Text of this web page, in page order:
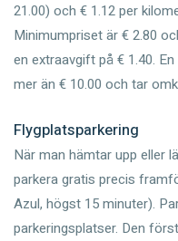
21.00) och € 1.12 per
Minimumpriset är € 2.80
en extraavgift på € 1.40.
mer än € 10.00 och tar
Flygplatsparkering
När man hämtar upp eller
parkera gratis precis
Azul, högst 15 minuter).
parkeringsplatser. Den